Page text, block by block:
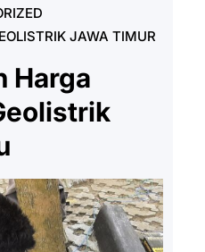
JAWA TIMUR
Harga